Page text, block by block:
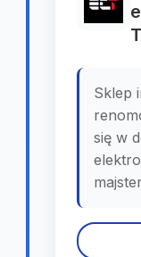
Sklep
się w